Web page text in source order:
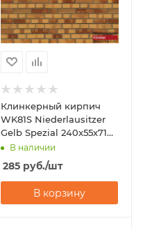
Клинкерный кирпич
WK81S Niederlausitzer
Gelb Spezial 240x55x71
Westerwalder Klinker
В наличии
285руб./шт
В корзину